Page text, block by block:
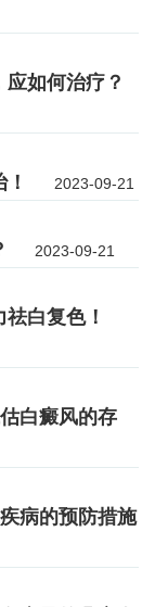
如何治疗？
2023-09-21
2023-09-21
白复色！
白癜风的存
病的预防措施